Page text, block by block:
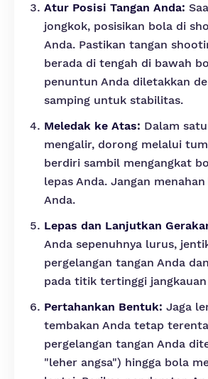
Atur Posisi Tangan Anda:
jongkok, posisikan bola di
Anda. Pastikan tangan
berada di tengah di bawah
penuntun Anda diletakkan
samping untuk stabilitas.
Meledak ke Atas: Dalam
mengalir, dorong melalui
berdiri sambil mengangkat
lepas Anda. Jangan
Anda.
Lepas dan Lanjutkan
Anda sepenuhnya lurus,
pergelangan tangan Anda
pada titik tertinggi jangkauan
Pertahankan Bentuk: Jaga
tembakan Anda tetap
pergelangan tangan Anda
"leher angsa") hingga bola